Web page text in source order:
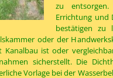
zu
Errichtung und
bestätigen zu
oder der
Kanalbau ist oder
sicherstellt. Die
Vorlage bei der